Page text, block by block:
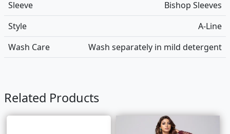
Sleeve
Bishop Sleeves
Style
A-Line
Wash Care
Wash separately in mild detergent
Related Products